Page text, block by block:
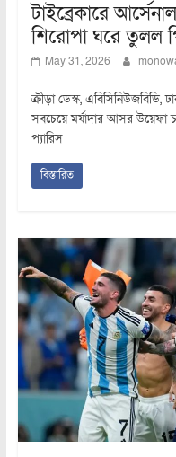
টাইব্রেকারে
শিরোপা ঘরে তুলল
May 31, 2026
ক্রীড়া ডেস্ক, এবিসিনিউজবিডি,
সবচেয়ে মর্যাদার আসর উয়েফা
প্যারিস
বিস্তারিত